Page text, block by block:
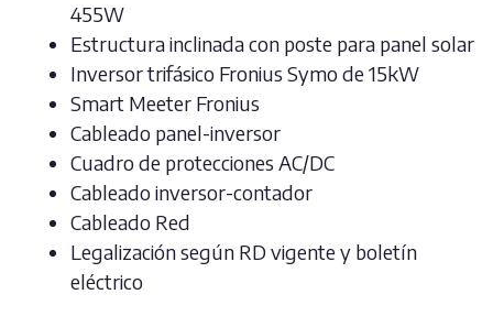
455W
Estructura inclinada con poste para panel solar
Inversor trifásico Fronius Symo de 15kW
Smart Meeter Fronius
Cableado panel-inversor
Cuadro de protecciones AC/DC
Cableado inversor-contador
Cableado Red
Legalización según RD vigente y boletín
eléctrico